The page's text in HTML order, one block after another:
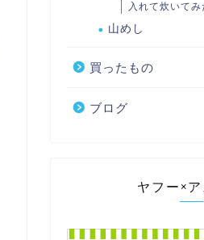
入れて炊いてみ
山めし
買ったもの
ブログ
ヤフー×